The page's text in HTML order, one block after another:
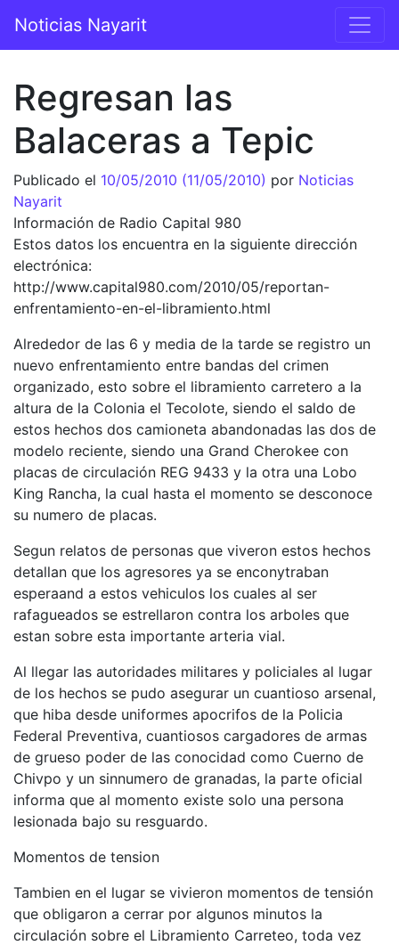
Navegación principal
Noticias Nayarit
Regresan las
Balaceras a Tepic
Publicado el 10/05/2010 (11/05/2010) por Noticias
Nayarit
Información de Radio Capital 980
Estos datos los encuentra en la siguiente dirección
electrónica:
http://www.capital980.com/2010/05/reportan-
enfrentamiento-en-el-libramiento.html
Alrededor de las 6 y media de la tarde se registro un
nuevo enfrentamiento entre bandas del crimen
organizado, esto sobre el libramiento carretero a la
altura de la Colonia el Tecolote, siendo el saldo de
estos hechos dos camioneta abandonadas las dos de
modelo reciente, siendo una Grand Cherokee con
placas de circulación REG 9433 y la otra una Lobo
King Rancha, la cual hasta el momento se desconoce
su numero de placas.
Segun relatos de personas que viveron estos hechos
detallan que los agresores ya se enconytraban
esperaand a estos vehiculos los cuales al ser
rafagueados se estrellaron contra los arboles que
estan sobre esta importante arteria vial.
Al llegar las autoridades militares y policiales al lugar
de los hechos se pudo asegurar un cuantioso arsenal,
que hiba desde uniformes apocrifos de la Policia
Federal Preventiva, cuantiosos cargadores de armas
de grueso poder de las conocidad como Cuerno de
Chivpo y un sinnumero de granadas, la parte oficial
informa que al momento existe solo una persona
lesionada bajo su resguardo.
Momentos de tension
Tambien en el lugar se vivieron momentos de tensión
que obligaron a cerrar por algunos minutos la
circulación sobre el Libramiento Carreteo, toda vez